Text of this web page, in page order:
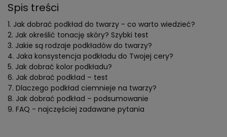
Spis treści
Jak dobrać podkład do twarzy - co warto wiedzieć?
Jak określić tonację skóry? Szybki test
Jakie są rodzaje podkładów do twarzy?
Jaka konsystencja podkładu do Twojej cery?
Jak dobrać kolor podkładu?
Jak dobrać podkład – test
Dlaczego podkład ciemnieje na twarzy?
Jak dobrać podkład – podsumowanie
FAQ - najczęściej zadawane pytania